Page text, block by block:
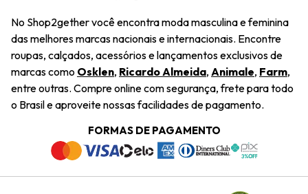
Saiu na Mídia
Sustentabilidade
Navegando
Termos e Condições
Trabalhe Conosco
Regulamento e Promoções
Wishlist
Troca Fácil
Restituição de Pagamento
Dúvidas Frequentes
Termos e Condições
Política de Privacidade
No Shop2gether você encontra moda masculina e feminina
das melhores marcas nacionais e internacionais. Encontre
roupas, calçados, acessórios e lançamentos exclusivos de
marcas como Osklen, Ricardo Almeida, Animale, Farm,
entre outras. Compre online com segurança, frete para todo
o Brasil e aproveite nossas facilidades de pagamento.
FORMAS DE PAGAMENTO